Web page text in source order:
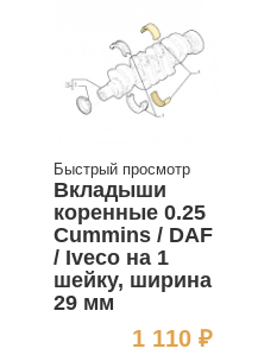
Быстрый просмотр
Вкладыши
коренные 0.25
Cummins / DAF
/ Iveco на 1
шейку, ширина
29 мм
1 110 ₽Цена